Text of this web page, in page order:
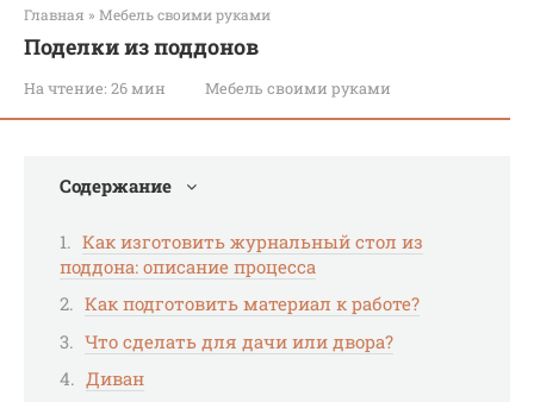
Главная » Мебель своими руками
Поделки из поддонов
На чтение: 26 мин Мебель своими руками
Содержание
Как изготовить журнальный стол из
поддона: описание процесса
Как подготовить материал к работе?
Что сделать для дачи или двора?
Диван